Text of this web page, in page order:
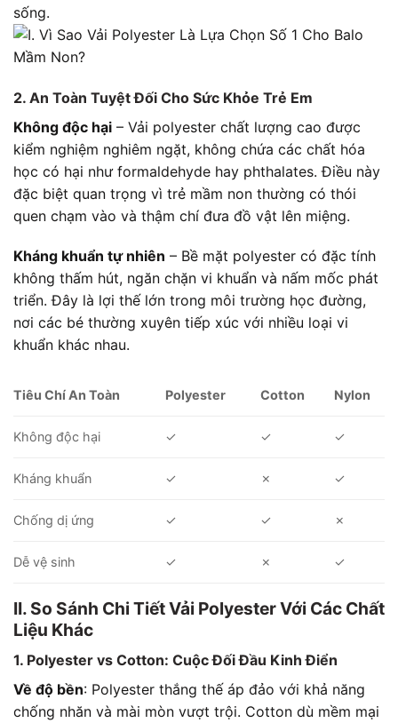
sống.
2. An Toàn Tuyệt Đối Cho Sức Khỏe Trẻ Em
Không độc hại – Vải polyester chất lượng cao được
kiểm nghiệm nghiêm ngặt, không chứa các chất hóa
học có hại như formaldehyde hay phthalates. Điều này
đặc biệt quan trọng vì trẻ mầm non thường có thói
quen chạm vào và thậm chí đưa đồ vật lên miệng.
Kháng khuẩn tự nhiên – Bề mặt polyester có đặc tính
không thấm hút, ngăn chặn vi khuẩn và nấm mốc phát
triển. Đây là lợi thế lớn trong môi trường học đường,
nơi các bé thường xuyên tiếp xúc với nhiều loại vi
khuẩn khác nhau.
Tiêu Chí An Toàn Polyester Cotton Nylon
Không độc hại ✓ ✓ ✓
Kháng khuẩn ✓ ✗ ✓
Chống dị ứng ✓ ✓ ✗
Dễ vệ sinh ✓ ✗ ✓
II. So Sánh Chi Tiết Vải Polyester Với Các Chất
Liệu Khác
1. Polyester vs Cotton: Cuộc Đối Đầu Kinh Điển
Về độ bền: Polyester thắng thế áp đảo với khả năng
chống nhăn và mài mòn vượt trội. Cotton dù mềm mại